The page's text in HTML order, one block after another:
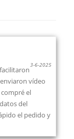
3-6-2025
vídeo
el
del
el pedido y